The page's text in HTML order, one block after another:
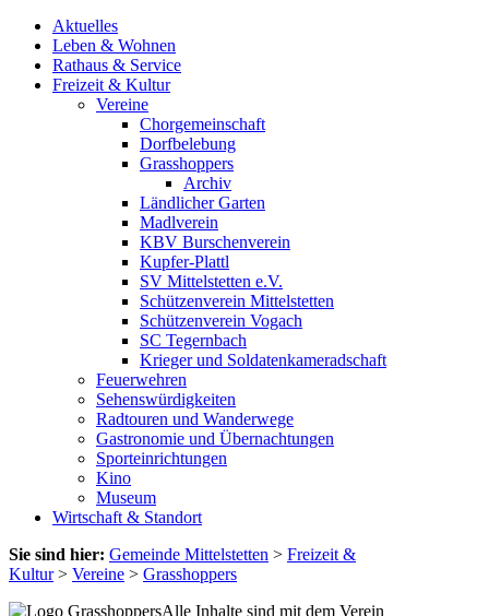
Aktuelles
Leben & Wohnen
Rathaus & Service
Freizeit & Kultur
Vereine
Chorgemeinschaft
Dorfbelebung
Grasshoppers
Archiv
Ländlicher Garten
Madlverein
KBV Burschenverein
Kupfer-Plattl
SV Mittelstetten e.V.
Schützenverein Mittelstetten
Schützenverein Vogach
SC Tegernbach
Krieger und Soldatenkameradschaft
Feuerwehren
Sehenswürdigkeiten
Radtouren und Wanderwege
Gastronomie und Übernachtungen
Sporteinrichtungen
Kino
Museum
Wirtschaft & Standort
Sie sind hier: Gemeinde Mittelstetten > Freizeit &
Kultur> Vereine > Grasshoppers
Alle Inhalte sind mit dem Verein